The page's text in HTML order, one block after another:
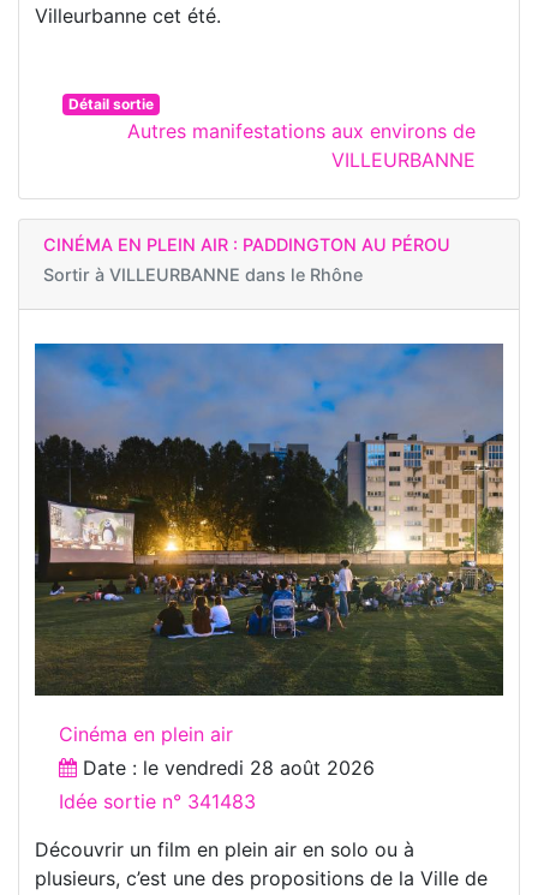
Villeurbanne cet été.
Détail sortie
Autres manifestations aux environs de
VILLEURBANNE
CINÉMA EN PLEIN AIR : PADDINGTON AU PÉROU
Sortir à VILLEURBANNE dans le Rhône
Cinéma en plein air
Date : le vendredi 28 août 2026
Idée sortie n° 341483
Découvrir un film en plein air en solo ou à
plusieurs, c’est une des propositions de la Ville de